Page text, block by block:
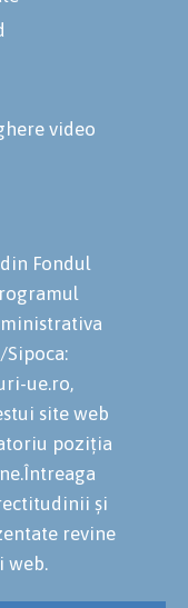
video
Fondul
Sipoca:
ue.ro,
site web
poziția
și
revine
web.